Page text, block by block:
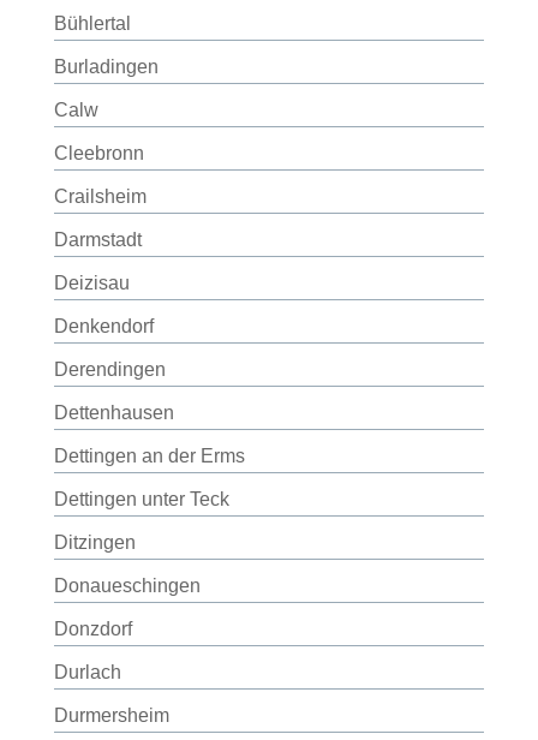
Bühlertal
Burladingen
Calw
Cleebronn
Crailsheim
Darmstadt
Deizisau
Denkendorf
Derendingen
Dettenhausen
Dettingen an der Erms
Dettingen unter Teck
Ditzingen
Donaueschingen
Donzdorf
Durlach
Durmersheim